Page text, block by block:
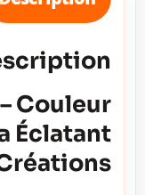
Couleur
Éclatant